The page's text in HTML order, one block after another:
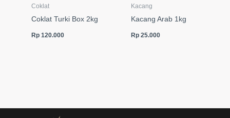
Coklat
Coklat Turki Box 2kg
Rp 120.000
Kacang
Kacang Arab 1kg
Rp25.000